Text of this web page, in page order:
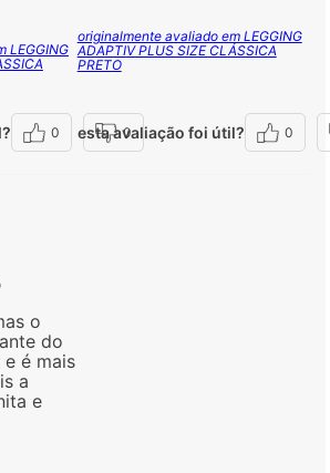
LEGGING
0 0
originalmente avaliado em LEGGING
ADAPTIV PLUS SIZE CLÁSSICA
PRETO
esta avaliação foi útil? 0
o
do
é mais
a
e